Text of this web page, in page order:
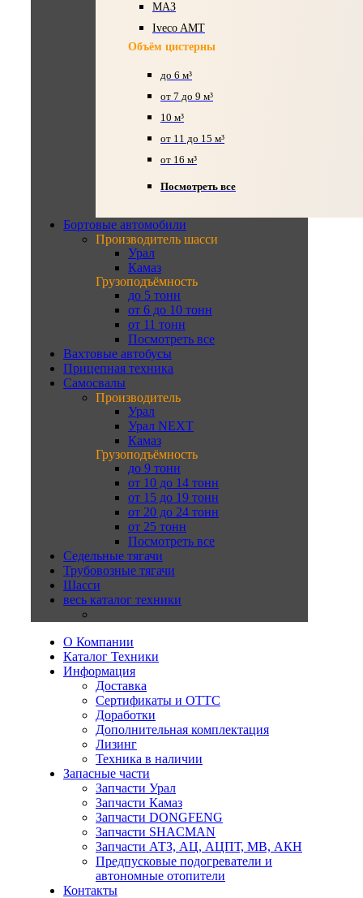
МАЗ
Iveco AMT
Объём цистерны
до 6 м³
от 7 до 9 м³
10 м³
от 11 до 15 м³
от 16 м³
Посмотреть все
Бортовые автомобили
Производитель шасси
Урал
Камаз
Грузоподъёмность
до 5 тонн
от 6 до 10 тонн
от 11 тонн
Посмотреть все
Вахтовые автобусы
Прицепная техника
Самосвалы
Производитель
Урал
Урал NEXT
Камаз
Грузоподъёмность
до 9 тонн
от 10 до 14 тонн
от 15 до 19 тонн
от 20 до 24 тонн
от 25 тонн
Посмотреть все
Седельные тягачи
Трубовозные тягачи
Шасси
весь каталог техники
О Компании
Каталог Техники
Информация
Доставка
Сертификаты и ОТТС
Доработки
Дополнительная комплектация
Лизинг
Техника в наличии
Запасные части
Запчасти Урал
Запчасти Камаз
Запчасти DONGFENG
Запчасти SHACMAN
Запчасти АТЗ, АЦ, АЦПТ, МВ, АКН
Предпусковые подогреватели и
автономные отопители
Контакты